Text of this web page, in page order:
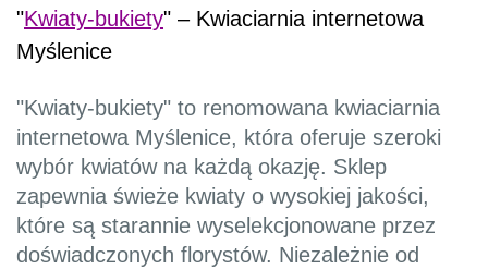
"Kwiaty-bukiety" – Kwiaciarnia internetowa
Myślenice
"Kwiaty-bukiety" to renomowana kwiaciarnia
internetowa Myślenice, która oferuje szeroki
wybór kwiatów na każdą okazję. Sklep
zapewnia świeże kwiaty o wysokiej jakości,
które są starannie wyselekcjonowane przez
doświadczonych florystów. Niezależnie od